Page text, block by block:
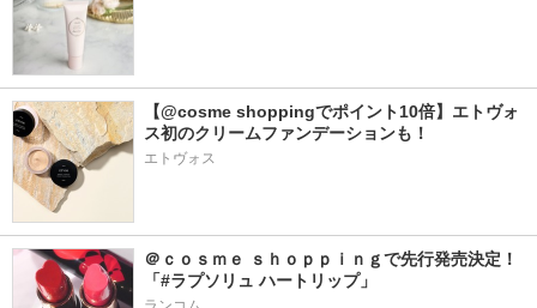
【@cosme shoppingでポイント10倍】エトヴォ
ス初のクリームファンデーションも！
エトヴォス
＠ｃｏｓｍｅ ｓｈｏｐｐｉｎｇで先行発売決定！
「#ラプソリュ ハートリップ」